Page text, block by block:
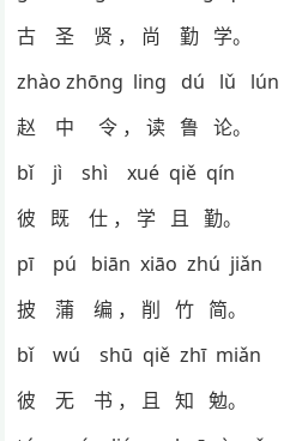
古 圣 贤 ， 尚 勤 学。
zhào zhōng ling dú lǔ lún
赵 中 令 ， 读 鲁 论。
bǐ jì shì xué qiě qín
彼 既 仕 ， 学 且 勤。
pī pú biān xiāo zhú jiǎn
披 蒲 编 ， 削 竹 简。
bǐ wú shū qiě zhī miǎn
彼 无 书 ， 且 知 勉。